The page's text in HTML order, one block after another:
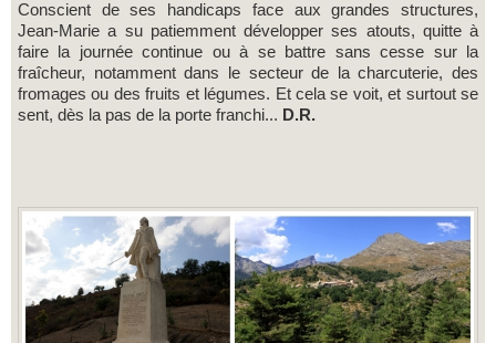
Conscient de ses handicaps face aux grandes structures,
Jean-Marie a su patiemment développer ses atouts, quitte à
faire la journée continue ou à se battre sans cesse sur la
fraîcheur, notamment dans le secteur de la charcuterie, des
fromages ou des fruits et légumes. Et cela se voit, et surtout se
sent, dès la pas de la porte franchi... D.R.